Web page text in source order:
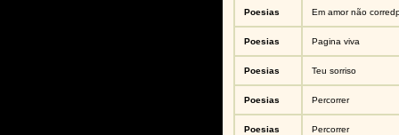
Poesias Em amor não
Poesias Pagina viva
Poesias Teu sorriso
Poesias Percorrer
Poesias Percorrer